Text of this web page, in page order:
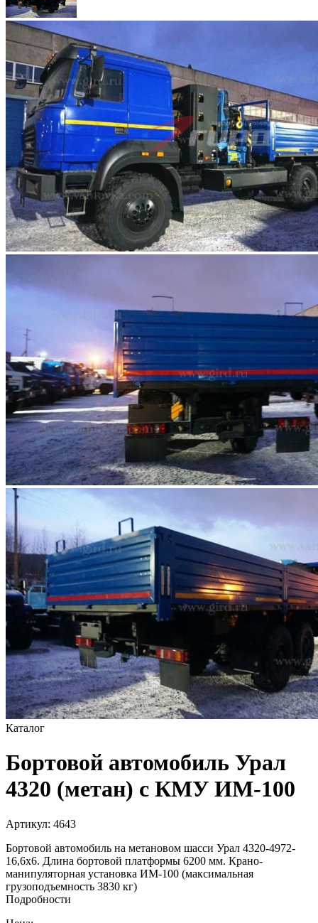
Каталог
Бортовой автомобиль Урал
4320 (метан) с КМУ ИМ-100
Артикул: 4643
Бортовой автомобиль на метановом шасси Урал 4320-4972-
16,6х6. Длина бортовой платформы 6200 мм. Крано-
манипуляторная установка ИМ-100 (максимальная
грузоподъемность 3830 кг)
Подробности